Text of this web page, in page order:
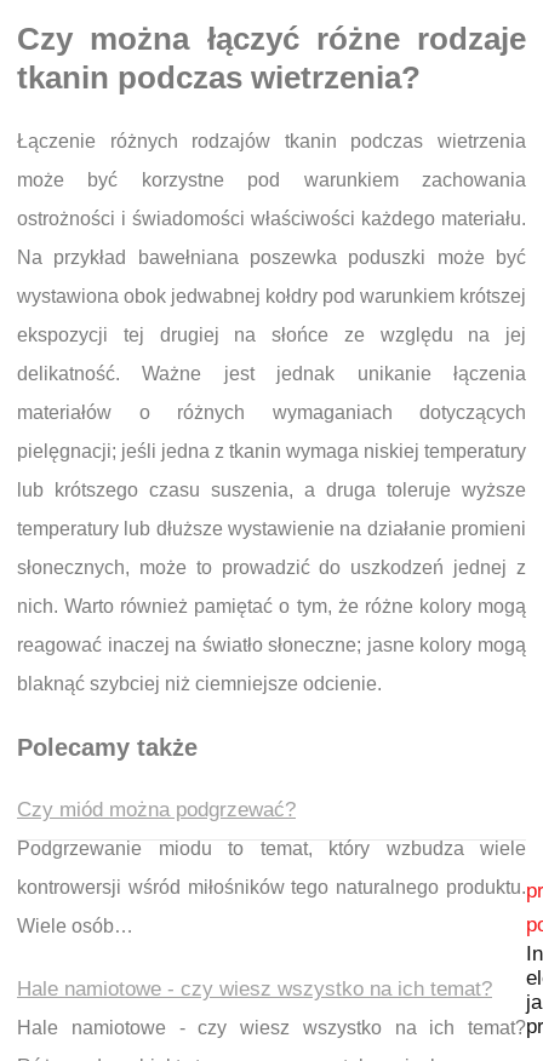
Czy można łączyć różne rodzaje
tkanin podczas wietrzenia?
Łączenie różnych rodzajów tkanin podczas wietrzenia
może być korzystne pod warunkiem zachowania
ostrożności i świadomości właściwości każdego materiału.
Na przykład bawełniana poszewka poduszki może być
wystawiona obok jedwabnej kołdry pod warunkiem krótszej
ekspozycji tej drugiej na słońce ze względu na jej
delikatność. Ważne jest jednak unikanie łączenia
materiałów o różnych wymaganiach dotyczących
pielęgnacji; jeśli jedna z tkanin wymaga niskiej temperatury
lub krótszego czasu suszenia, a druga toleruje wyższe
temperatury lub dłuższe wystawienie na działanie promieni
słonecznych, może to prowadzić do uszkodzeń jednej z
nich. Warto również pamiętać o tym, że różne kolory mogą
reagować inaczej na światło słoneczne; jasne kolory mogą
blaknąć szybciej niż ciemniejsze odcienie.
Polecamy także
Czy miód można podgrzewać?
Podgrzewanie miodu to temat, który wzbudza wiele
kontrowersji wśród miłośników tego naturalnego produktu.
Wiele osób…
Hale namiotowe - czy wiesz wszystko na ich temat?
Hale namiotowe - czy wiesz wszystko na ich temat?
Nawigacja wpisu